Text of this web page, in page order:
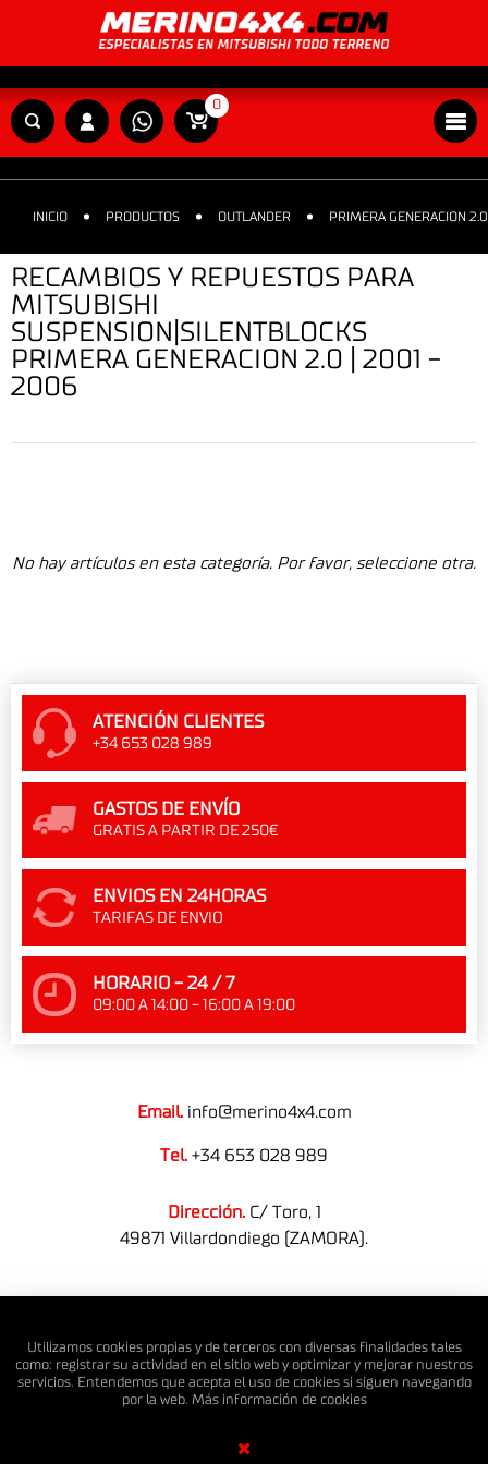
0
INICIO PRODUCTOS OUTLANDER PRIMERA GENERACION
RECAMBIOS Y REPUESTOS PARA
MITSUBISHI
SUSPENSION|SILENTBLOCKS
PRIMERA GENERACION 2.0 | 2001 -
2006
No hay artículos en esta categoría. Por favor, seleccione otra.
ATENCIÓN CLIENTES
+34 653 028 989
GASTOS DE ENVÍO
GRATIS A PARTIR DE 250€
ENVIOS EN 24HORAS
TARIFAS DE ENVIO
HORARIO - 24 / 7
09:00 A 14:00 - 16:00 A 19:00
Email. info@merino4x4.com
Tel. +34 653 028 989
Dirección.C/ Toro, 1
49871 Villardondiego (ZAMORA).
© MERINO 4X4 S.L. Todos los derechos reservados.
Diseño Web SGM
Utilizamos cookies propias y de terceros con diversas finalidades tales
como: registrar su actividad en el sitio web y optimizar y mejorar nuestros
servicios. Entendemos que acepta el uso de cookies si siguen navegando
por la web. Más información de cookies